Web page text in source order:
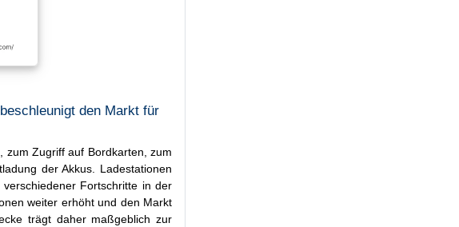
den Markt für
zum Zugriff auf Bordkarten, zum
der Akkus. Ladestationen
Fortschritte in der
weiter erhöht und den Markt
trägt daher maßgeblich zur